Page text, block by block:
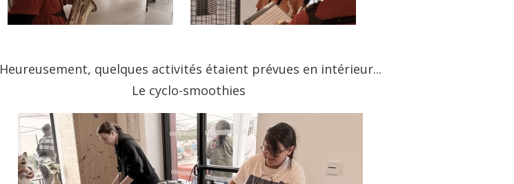
Heureusement, quelques activités étaient prévues en intérieur...
Le cyclo-smoothies